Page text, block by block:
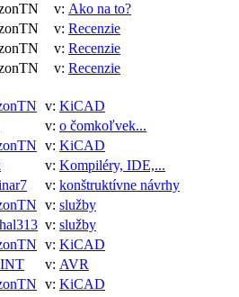
v: Ako na to?
v: Recenzie
v: Recenzie
v: Recenzie
v: KiCAD
v: o čomkoľvek...
v: KiCAD
v: Kompiléry, IDE,...
v: konštruktívne návrhy
v: služby
v: služby
v: KiCAD
v: AVR
v: KiCAD